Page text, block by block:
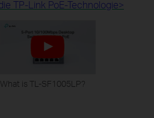
TP-Link PoE-Technologie>
What is TL-SF1005LP?